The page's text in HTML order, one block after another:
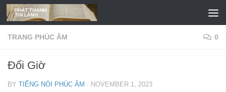
Skip to content
TRANG PHÚC ÂM 0
Đổi Giờ
BY TIẾNG NÓI PHÚC ÂM · NOVEMBER 1, 2023